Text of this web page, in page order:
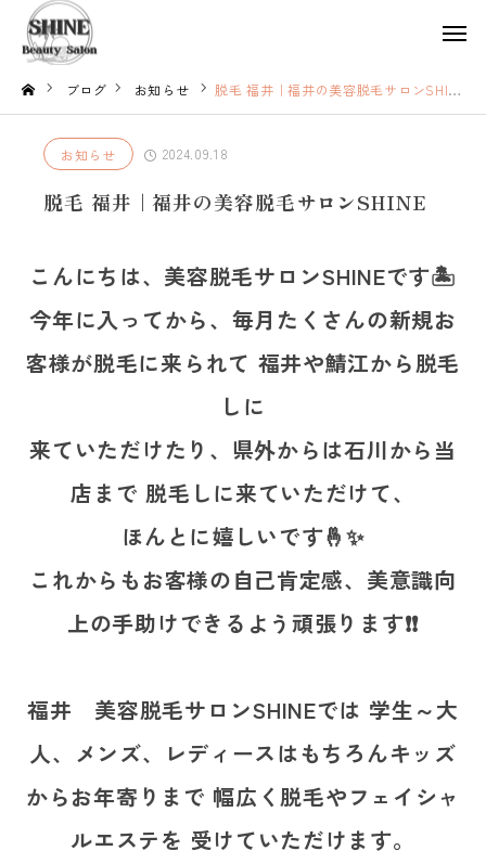
ブログ お知らせ 脱毛 福井｜福井の美容脱毛サロンSHINE
お知らせ 2024.09.18
脱毛 福井｜福井の美容脱毛サロンSHINE
こんにちは、美容脱毛サロンSHINEです🏝
今年に入ってから、毎月たくさんの新規お
客様が脱毛に来られて 福井や鯖江から脱毛
しに
来ていただけたり、県外からは石川から当
店まで 脱毛しに来ていただけて、
ほんとに嬉しいです🤞✨
これからもお客様の自己肯定感、美意識向
上の手助けできるよう頑張ります❗❗
福井 美容脱毛サロンSHINEでは 学生～大
人、メンズ、レディースはもちろんキッズ
からお年寄りまで 幅広く脱毛やフェイシャ
ルエステを 受けていただけます。